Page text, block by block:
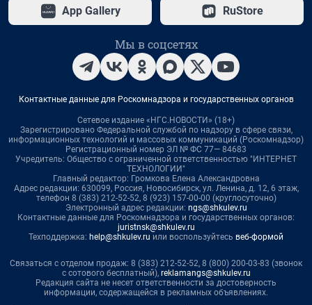
App Gallery RuStore
Мы в соцсетях
Контактные данные для Роскомнадзора и государственных органов
Сетевое издание «НГС.НОВОСТИ» (18+)
Зарегистрировано Федеральной службой по надзору в сфере связи,
информационных технологий и массовых коммуникаций (Роскомнадзор)
Регистрационный номер ЭЛ № ФС 77— 84683
Учредитель: Общество с ограниченной ответственностью "ИНТЕРНЕТ
ТЕХНОЛОГИИ"
Главный редактор: Громкова Елена Александровна
Адрес редакции: 630099, Россия, Новосибирск, ул. Ленина, д. 12, 6 этаж,
телефон 8 (383) 212-52-52, 8 (923) 157-00-00 (круглосуточно)
Электронный адрес редакции: ngs@shkulev.ru
Контактные данные для Роскомнадзора и государственных органов:
juristnsk@shkulev.ru
Техподдержка: help@shkulev.ru или воспользуйтесь веб-формой
Связаться с отделом продаж: 8 (383) 212-52-52, 8 (800) 200-03-83 (звонок
с сотового бесплатный), reklamangs@shkulev.ru
Редакция сайта не несет ответственности за достоверность
информации, содержащейся в рекламных объявлениях.